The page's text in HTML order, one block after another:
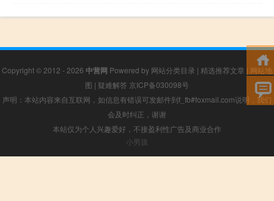
Copyright © 2012 - 2026 中营网 Powered by 网站分类目录 | 精选推荐文章 | 网站地
图 | 疑难解答 京ICP备030098号
声明：本站内容来自互联网，如信息有错误可发邮件到f_fb#foxmail.com说明，我们
会及时纠正，谢谢
本站仅为个人兴趣爱好，不接盈利性广告及商业合作
小男孩